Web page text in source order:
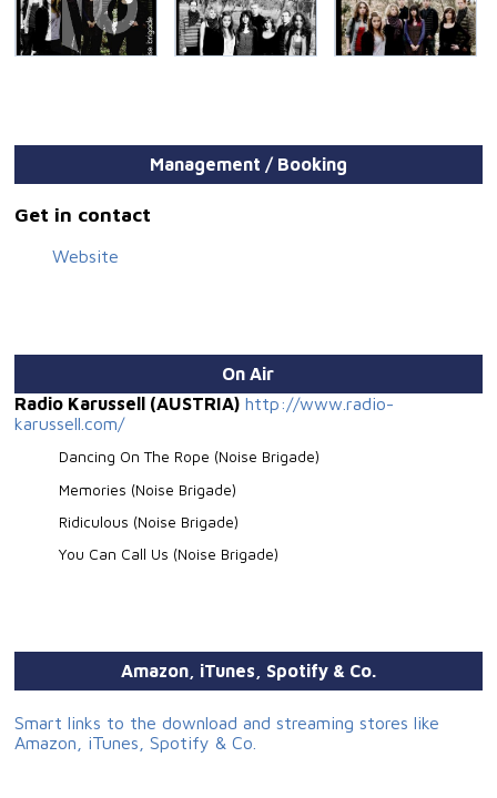
Management / Booking
Get in contact
Website
On Air
Radio Karussell (AUSTRIA) http://www.radio-
karussell.com/
Dancing On The Rope (Noise Brigade)
Memories (Noise Brigade)
Ridiculous (Noise Brigade)
You Can Call Us (Noise Brigade)
Amazon, iTunes, Spotify & Co.
Smart links to the download and streaming stores like
Amazon, iTunes, Spotify & Co.